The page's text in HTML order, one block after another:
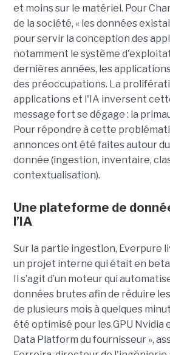
et moins sur le matériel. Pour
de la société, « les données
pour servir la conception des
notamment le système
dernières années, les
des préoccupations. La
applications et l'IA inversent
message fort se dégage : la
Pour répondre à cette
annonces ont été faites autour du
donnée (ingestion, inventaire,
contextualisation).
Une plateforme de
l’IA
Sur la partie ingestion, Everpure
un projet interne qui était en beta
Il s’agit d’un moteur qui
données brutes afin de réduire
de plusieurs mois à quelques
été optimisé pour les GPU Nvidia
Data Platform du fournisseur »,